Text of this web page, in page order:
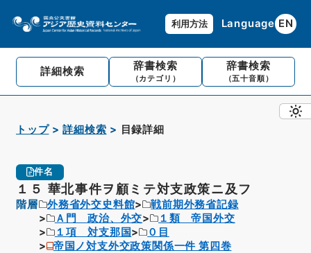
利用方法 Language EN
詳細検索 辞書検索
（カテゴリ）
辞書検索
（五十音順）
トップ 詳細検索 目録詳細
件名
１５ 華北事件ヲ顧ミテ対支政策ニ及フ
階層 外務省外交史料館
戦前期外務省記録
Ａ門 政治、外交
１類 帝国外交
１項 対支那国
０目
帝国ノ対支外交政策関係一件 第四巻